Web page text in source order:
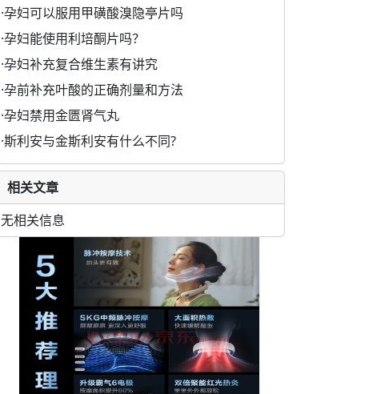
·孕妇可以服用甲磺酸溴隐亭片吗
·孕妇能使用利培酮片吗？
·孕妇补充复合维生素有讲究
·孕前补充叶酸的正确剂量和方法
·孕妇禁用金匮肾气丸
·斯利安与金斯利安有什么不同?
相关文章
无相关信息